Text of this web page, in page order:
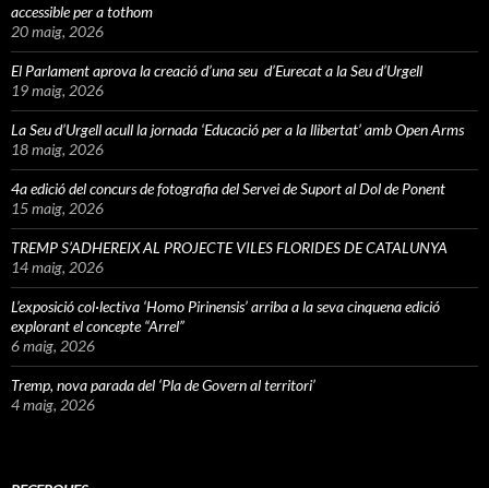
accessible per a tothom
20 maig, 2026
El Parlament aprova la creació d’una seu d’Eurecat a la Seu d’Urgell
19 maig, 2026
La Seu d’Urgell acull la jornada ‘Educació per a la llibertat’ amb Open Arms
18 maig, 2026
4a edició del concurs de fotografia del Servei de Suport al Dol de Ponent
15 maig, 2026
TREMP S’ADHEREIX AL PROJECTE VILES FLORIDES DE CATALUNYA
14 maig, 2026
L’exposició col·lectiva ‘Homo Pirinensis’ arriba a la seva cinquena edició
explorant el concepte “Arrel”
6 maig, 2026
Tremp, nova parada del ‘Pla de Govern al territori’
4 maig, 2026